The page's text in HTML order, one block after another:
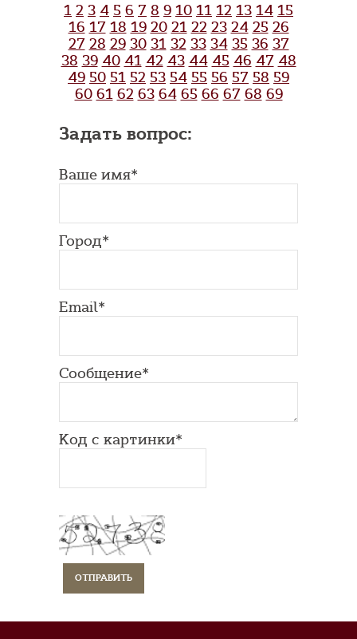
1 2 3 4 5 6 7 8 9 10 11 12 13 14 15
16 17 18 19 20 21 22 23 24 25 26
27 28 29 30 31 32 33 34 35 36 37
38 39 40 41 42 43 44 45 46 47 48
49 50 51 52 53 54 55 56 57 58 59
60 61 62 63 64 65 66 67 68 69
Задать вопрос:
Ваше имя*
Город*
Email*
Сообщение*
Код с картинки*